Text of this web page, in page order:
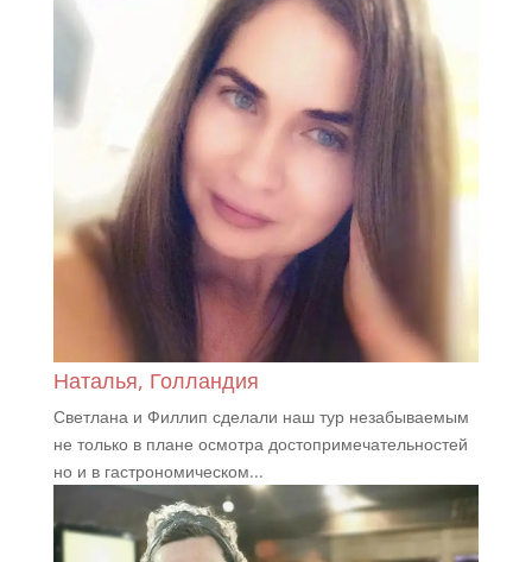
Наталья, Голландия
Светлана и Филлип сделали наш тур незабываемым
не только в плане осмотра достопримечательностей
но и в гастрономическом...